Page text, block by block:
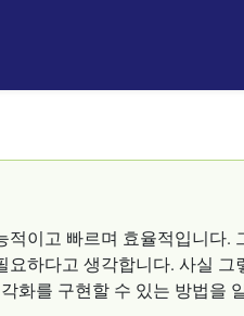
이고 빠르며 효율적입니다.
하다고 생각합니다. 사실 그
화를 구현할 수 있는 방법을